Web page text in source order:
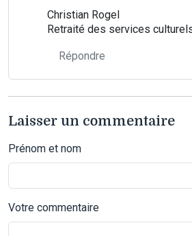
Christian Rogel
Retraité des services
Répondre
Laisser un commentaire
Prénom et nom
Votre commentaire